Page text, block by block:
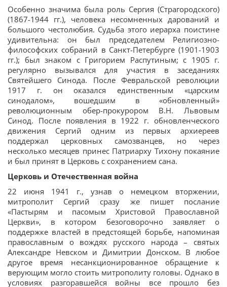
Особенно значима была роль Сергия (Страгородского)
(1867-1944 гг.), человека несомненных дарований и
большого честолюбия. Судьба этого иерарха поистине
удивительна: он был председателем Религиозно-
философских собраний в Санкт-Петербурге (1901-1903
гг.); был знаком с Григорием Распутиным; с 1905 г.
регулярно вызывался для участия в заседаниях
Святейшего Синода. После Февральской революции
1917 г. он оказался единственным «царским
синодалом», вошедшим в «обновленный»
революционным обер-прокурором В.Н. Львовым
Синод. После появления в 1922 г. обновленческого
движения Сергий одним из первых архиереев
поддержал церковных самозванцев, но через
несколько месяцев принес Патриарху Тихону покаяние
и был принят в Церковь с сохранением сана.
Церковь и Отечественная война
22 июня 1941 г., узнав о немецком вторжении,
митрополит Сергий сразу же пишет послание
«Пастырям и пасомым Христовой Православной
Церкви», в котором безоговорочно заявляет о
поддержке властей в предстоящей борьбе, напоминая
православным о вождях русского народа – святых
Александре Невском и Димитрии Донском. В любое
другое время несанкционированное обращение к
верующим могло стоить митрополиту головы. Однако в
условиях разгоравшейся войны все прошло без